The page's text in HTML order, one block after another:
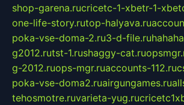
shop-garena.rucricetc-1-xbetr-1-
one-life-story.rutop-halyava.ru
poka-vse-doma-2.ru3-d-file.ru
g2012.rutst-1.rushaggy-cat.ru
g-2012.ruops-mgr.ruaccounts-112.ru
poka-vse-doma2.ruairgungames.ru
tehosmotre.ruvarieta-yug.ru